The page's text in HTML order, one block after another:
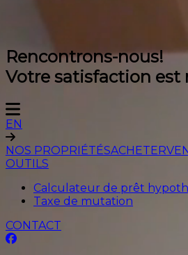
Rencontrons-nous!
Votre satisfaction est
EN
NOS PROPRIÉTÉSACHETER
OUTILS
Calculateur de prêt
Taxe de mutation
CONTACT